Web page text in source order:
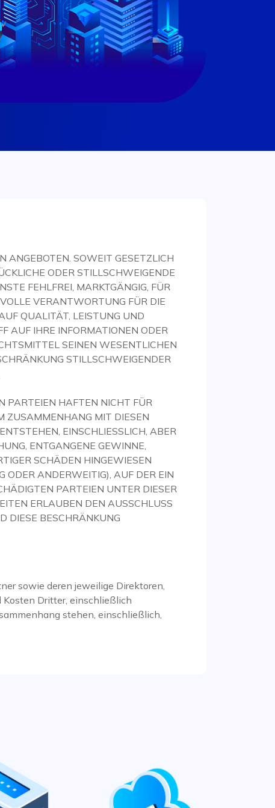
ANGEBOTEN. SOWEIT GESETZLICH
ODER STILLSCHWEIGENDE
FEHLFREI, MARKTGÄNGIG, FÜR
VERANTWORTUNG FÜR DIE
QUALITÄT, LEISTUNG UND
AUF IHRE INFORMATIONEN ODER
SEINEN WESENTLICHEN
STILLSCHWEIGENDER
PARTEIEN HAFTEN NICHT FÜR
ZUSAMMENHANG MIT DIESEN
EINSCHLIESSLICH, ABER
ENTGANGENE GEWINNE,
SCHÄDEN HINGEWIESEN
ANDERWEITIG), AUF DER EIN
PARTEIEN UNTER DIESER
ERLAUBEN DEN AUSSCHLUSS
DIESE BESCHRÄNKUNG
sowie deren jeweilige Direktoren,
Kosten Dritter, einschließlich
stehen, einschließlich,